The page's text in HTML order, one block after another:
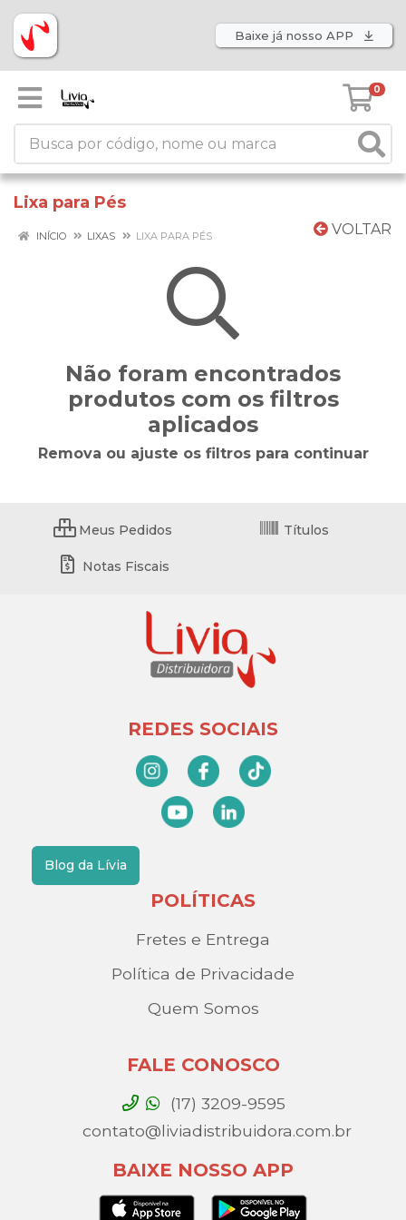
Baixe já nosso APP
0
Lixa para Pés
VOLTAR
INÍCIO LIXAS LIXA PARA PÉS
Não foram encontrados
produtos com os filtros
aplicados
Remova ou ajuste os filtros para continuar
Meus Pedidos Títulos
Notas Fiscais
REDES SOCIAIS
Blog da Lívia
POLÍTICAS
Fretes e Entrega
Política de Privacidade
Quem Somos
FALE CONOSCO
(17) 3209-9595
contato@liviadistribuidora.com.br
BAIXE NOSSO APP